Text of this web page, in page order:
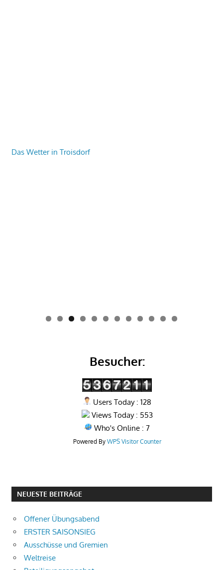
Das Wetter in Troisdorf
0 1 2
Besucher:
Users Today : 128
Views Today : 553
Who's Online : 7
Powered By WPS Visitor Counter
NEUESTE BEITRÄGE
Offener Übungsabend
ERSTER SAISONSIEG
Ausschüsse und Gremien
Weltreise